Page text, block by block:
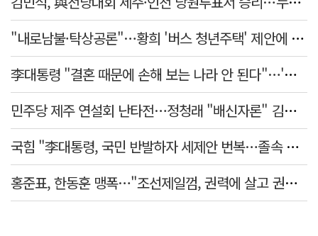
"내로남불·탁상공론"…황희 '버스 청년주택' 제안에 與 내부서도 쓴소리
李대통령 "결혼 때문에 손해 보는 나라 안 된다"…'결혼 페널티' 22개 손본다
민주당 제주 연설회 난타전…정청래 "배신자론" 김민석 "관리 무능"
국힘 "李대통령, 국민 반발하자 세제안 번복…졸속 국정 즉각 중단"
홍준표, 한동훈 맹폭…"조선제일껌, 권력에 살고 권력에 죽었다"